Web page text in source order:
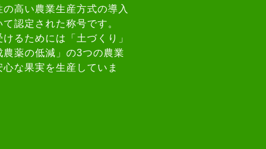
高い農業生産方式の導入
認定された称号です。
るためには「土づくり」
農薬の低減」の3つの農業
な果実を生産していま